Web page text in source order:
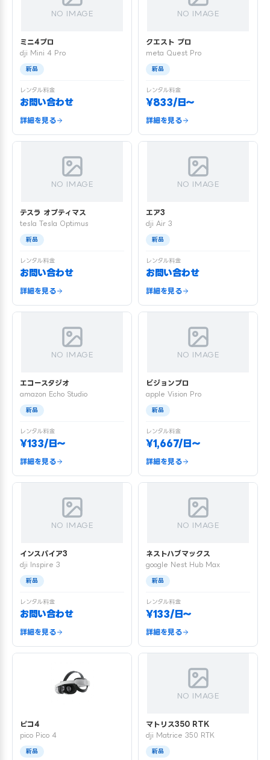
NO IMAGE
ミニ4プロ
dji Mini 4 Pro
新品
レンタル料金
お問い合わせ
詳細を見る
NO IMAGE
クエスト プロ
meta Quest Pro
新品
レンタル料金
¥833/日〜
詳細を見る
NO IMAGE
テスラ オプティマス
tesla Tesla Optimus
新品
レンタル料金
お問い合わせ
詳細を見る
NO IMAGE
エア3
dji Air 3
新品
レンタル料金
お問い合わせ
詳細を見る
NO IMAGE
エコースタジオ
amazon Echo Studio
新品
レンタル料金
¥133/日〜
詳細を見る
NO IMAGE
ビジョンプロ
apple Vision Pro
新品
レンタル料金
¥1,667/日〜
詳細を見る
NO IMAGE
インスパイア3
dji Inspire 3
新品
レンタル料金
お問い合わせ
詳細を見る
NO IMAGE
ネストハブマックス
google Nest Hub Max
新品
レンタル料金
¥133/日〜
詳細を見る
ピコ4
pico Pico 4
新品
NO IMAGE
マトリス350 RTK
dji Matrice 350 RTK
新品